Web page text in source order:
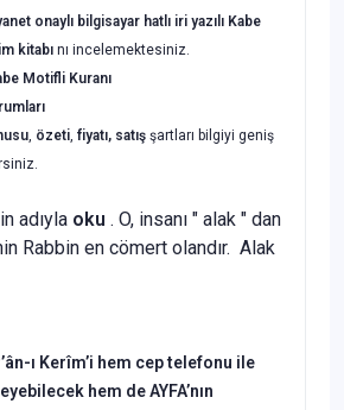
onaylı bilgisayar hatlı iri yazılı Kabe
kitabı nı incelemektesiniz.
Motifli Kuranı
, özeti, fiyatı, satış şartları bilgiyi geniş
adıyla oku . O, insanı " alak " dan
Rabbin en cömert olandır. Alak
ı Kerîm’i hem cep telefonu ile
hem de AYFA’nın